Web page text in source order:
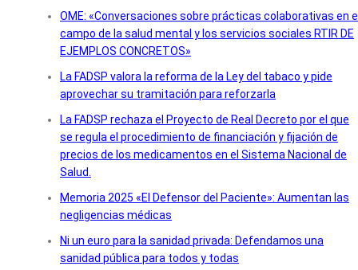
OME: «Conversaciones sobre prácticas colaborativas en
campo de la salud mental y los servicios sociales RTIR DE
EJEMPLOS CONCRETOS»
La FADSP valora la reforma de la Ley del tabaco y pide
aprovechar su tramitación para reforzarla
La FADSP rechaza el Proyecto de Real Decreto por el que
se regula el procedimiento de financiación y fijación de
precios de los medicamentos en el Sistema Nacional de
Salud.
Memoria 2025 «El Defensor del Paciente»: Aumentan las
negligencias médicas
Ni un euro para la sanidad privada: Defendamos una
sanidad pública para todos y todas